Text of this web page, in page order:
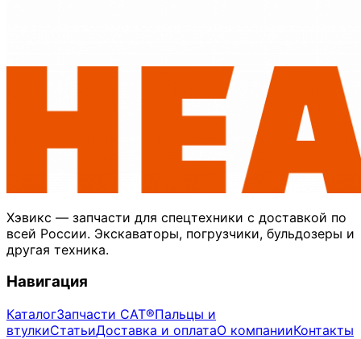
Хэвикс — запчасти для спецтехники с доставкой по
всей России. Экскаваторы, погрузчики, бульдозеры и
другая техника.
Навигация
КаталогЗапчасти CAT®Пальцы и
втулкиСтатьиДоставка и оплатаО компанииКонтакты